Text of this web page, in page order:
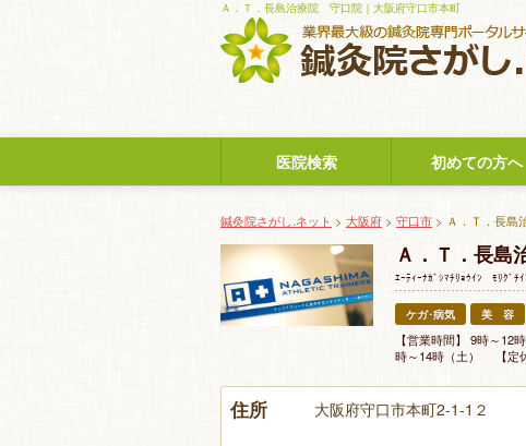
Ａ．Ｔ．長島治療院 守口院｜大阪府守口市本町
医院検索 初めての方へ
鍼灸院さがし.ネット > 大阪府 > 守口市 > Ａ．Ｔ．長
Ａ．Ｔ．長
ｴｰﾃｨｰﾅｶﾞｼﾏﾁﾘｮｳｲﾝ ﾓﾘｸﾞﾁｲ
ケガ･病気 美 容
【営業時間】 9時～
時～14時（土） 【定
住所 大阪府守口市本町2-1-1２